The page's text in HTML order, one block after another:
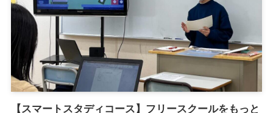
【スマートスタディコース】フリースクールをもっと